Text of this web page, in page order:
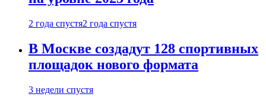
2 года спустя2 года спустя
В Москве создадут 128 спортивных
площадок нового формата
3 недели спустя